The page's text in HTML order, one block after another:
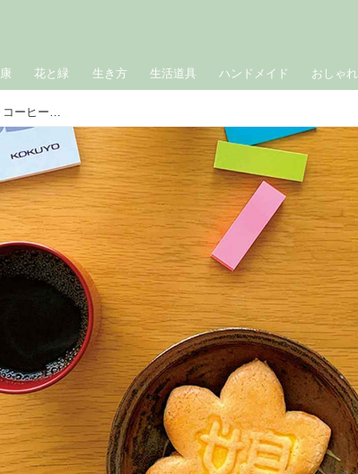
花と緑 生き方 生活道具 ハンドメイド おしゃれ
私の好きな「コーヒー時間」とコーヒー豆。“深煎りコーヒー”の香りで仕事モードに／文筆家・木村衣有子さん